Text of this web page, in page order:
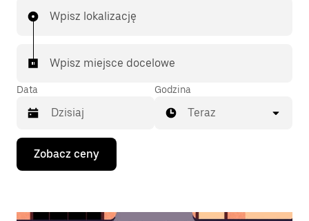
Wpisz lokalizację
Wpisz miejsce docelowe
Data
Naciśnij
klawisz
strzałki
Godzina
Teraz
Zobacz ceny